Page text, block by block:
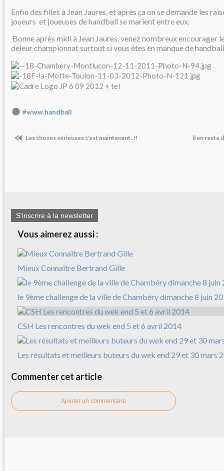
Enfin des filles à Jean Jaures, et après ça on se demande les
joueurs et joueuses de handball se marient entre eux.
Bonne après midi à Jean Jaures,venez nombreux encourager
deleur championnat surtout si vous êtes en manque de handball
#www.handball
Les choses sérieuses c'est maintenant..!! il en reste
S'inscrire à la newsletter
Vous aimerez aussi :
Mieux Connaître Bertrand Gille
le 9ème challenge de la ville de Chambéry dimanche 8 juin
CSH Les rencontres du wek end 5 et 6 avril 2014
Les résultats et meilleurs buteurs du wek end 29 et 30 mars
Commenter cet article
Ajouter un commentaire